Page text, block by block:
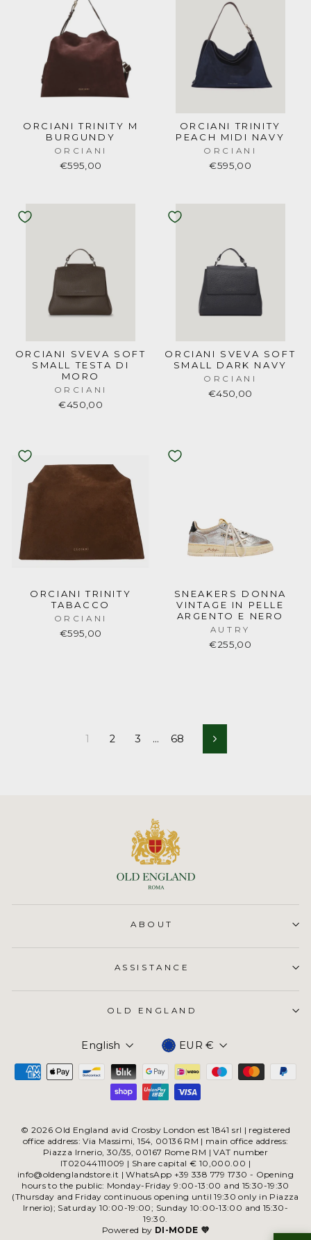
ORCIANI TRINITY M
BURGUNDY
ORCIANI
€595,00
ORCIANI TRINITY
PEACH MIDI NAVY
ORCIANI
€595,00
ORCIANI SVEVA SOFT
SMALL TESTA DI
MORO
ORCIANI
€450,00
ORCIANI SVEVA SOFT
SMALL DARK NAVY
ORCIANI
€450,00
ORCIANI TRINITY
TABACCO
ORCIANI
€595,00
SNEAKERS DONNA
VINTAGE IN PELLE
ARGENTO E NERO
AUTRY
€255,00
1 2 3 … 68 Next
ABOUT
ASSISTANCE
OLD ENGLAND
English Currency
EUR €
© 2026 Old England avid Crosby London est 1841 srl | registered
office address: Via Massimi, 154, 00136 RM | main office address:
Piazza Irnerio, 30/35, 00167 Rome RM | VAT number
IT02044111009 | Share capital € 10,000.00 |
info@oldenglandstore.it | WhatsApp +39 338 779 1730 - Opening
hours to the public: Monday-Friday 9:00-13:00 and 15:30-19:30
(Thursday and Friday continuous opening until 19:30 only in Piazza
Irnerio); Saturday 10:00-19:00; Sunday 10:00-13:00 and 15:30-
19:30.
Powered by DI-MODE 💜